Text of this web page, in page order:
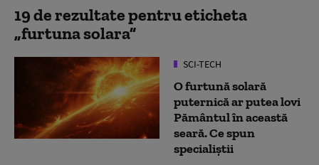
19 de rezultate pentru eticheta
furtuna solara
SCI-TECH
O furtună solară
puternică ar putea lovi
Pământul în această
seară. Ce spun
specialiștii